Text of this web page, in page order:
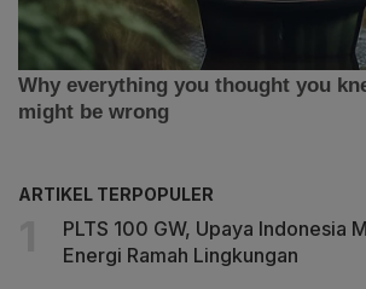
ARTIKEL TERPOPULER
PLTS 100 GW, Upaya Indonesia
Energi Ramah Lingkungan